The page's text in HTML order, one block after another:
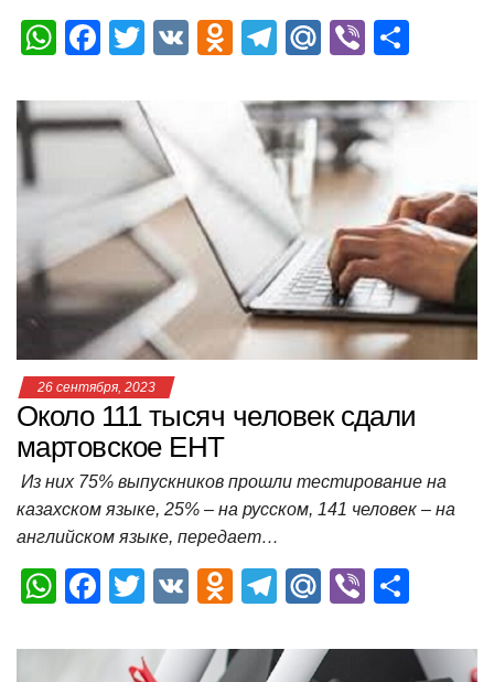
W
at
s
p
F
c
e
b
o
k
T
tt
er
V
O
n
kl
a
ni
ki
T
e
gr
a
m
M
.R
u
Vi
er п
в
и
т
ь
26 сентября, 2023
Около 111 тысяч человек сдали
мартовское ЕНТ
Из них 75% выпускников прошли тестирование на
казахском языке, 25% – на русском, 141 человек – на
английском языке, передает…
W
at
F
c
T
tt
V
O
n
T
e
M
.R
Vi
er п